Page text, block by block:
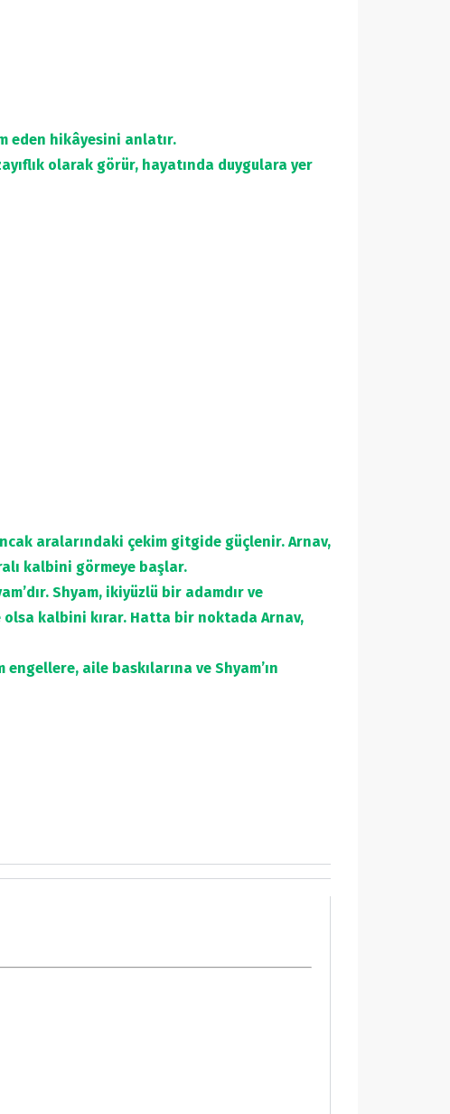
eden hikâyesini anlatır.
olarak görür, hayatında duygulara yer
aralarındaki çekim gitgide güçlenir. Arnav,
kalbini görmeye başlar.
Shyam, ikiyüzlü bir adamdır ve
olsa kalbini kırar. Hatta bir noktada Arnav,
aile baskılarına ve Shyam’ın